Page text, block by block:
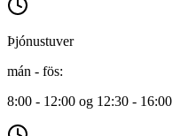
Þjónustuver
mán - fös:
8:00 - 12:00 og 12:30 - 16:00